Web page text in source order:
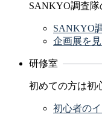
SANKYO調査隊
SANKYO
企画展を
研修室
初めての方は初
初心者の